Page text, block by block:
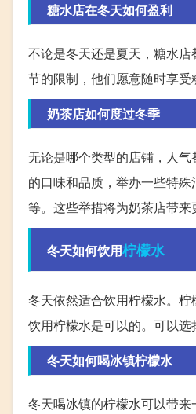
糖水店在冬天如何盈利
不论是冬天还是夏天，糖水
节的限制，他们愿意随时享
奶茶店如何度过冬季
无论是哪个类型的店铺，人
的口味和品质，举办一些特
等。这些举措将为奶茶店带来
冬天如何饮用柠檬水
冬天依然适合饮用柠檬水。
饮用柠檬水是可以的。可以选
冬天如何喝冰镇柠檬水
冬天喝冰镇的柠檬水可以带